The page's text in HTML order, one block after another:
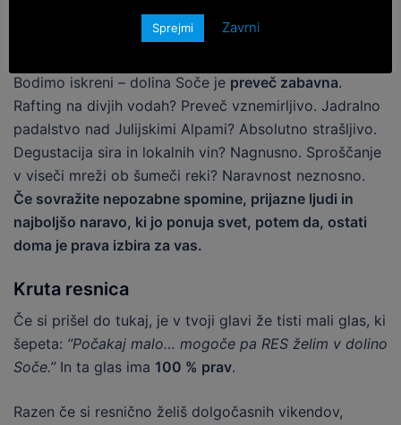
Bodimo iskreni – dolina Soče je preveč zabavna.
Rafting na divjih vodah? Preveč vznemirljivo. Jadralno
padalstvo nad Julijskimi Alpami? Absolutno strašljivo.
Degustacija sira in lokalnih vin? Nagnusno. Sproščanje
v viseči mreži ob šumeči reki? Naravnost neznosno.
Če sovražite nepozabne spomine, prijazne ljudi in
najboljšo naravo, ki jo ponuja svet, potem da, ostati
doma je prava izbira za vas.
Kruta resnica
Če si prišel do tukaj, je v tvoji glavi že tisti mali glas, ki
šepeta: “Počakaj malo… mogoče pa RES želim v dolino
Soče.”In ta glas ima 100 % prav.
Razen če si resnično želiš dolgočasnih vikendov,
Sprejmi Zavrni